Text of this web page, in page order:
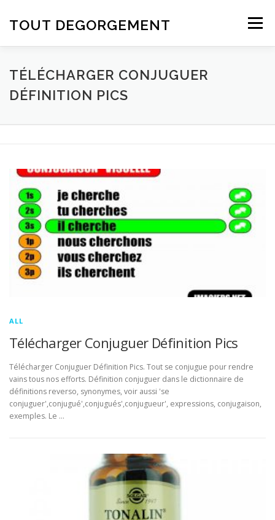
TOUT DEGORGEMENT Menu
TÉLÉCHARGER CONJUGUER
DÉFINITION PICS
ALL
Télécharger Conjuguer Définition Pics
Télécharger Conjuguer Définition Pics. Tout se conjugue pour rendre
vains tous nos efforts. Définition conjuguer dans le dictionnaire de
définitions reverso, synonymes, voir aussi 'se
conjuguer',conjugué',conjugués',conjugueur', expressions, conjugaison,
exemples. Le …